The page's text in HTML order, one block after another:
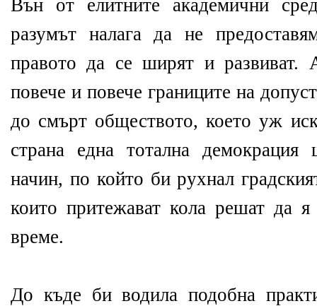
Вън от елитните академични
разумът налага да не
правото да се ширят и развиват.
повече и повече границите на
до смърт обществото, което уж
страна една тотална
начин, по който би рухнал
които притежават кола решат да
време.
До къде би водила подобна